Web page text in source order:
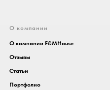
О компании
О компании F&MHouse
Отзывы
Статьи
Портфолио